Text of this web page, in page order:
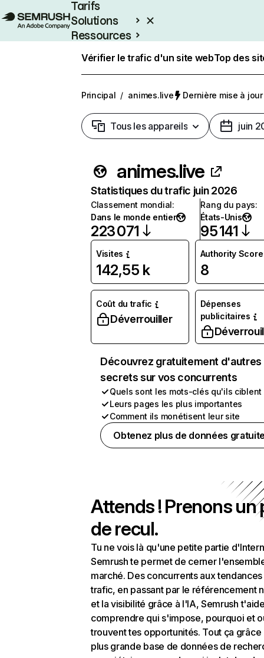
Tarifs
Solutions
Ressources
Vérifier le trafic d'un site webTop des
Principal / animes.live Dernière mise à
Tous les appareils juin
animes.live
Statistiques du trafic juin 2026
Classement mondial:
Dans le monde entier
223 071
Rang du pays:
États-Unis
95 141
Visites
142,55 k
Authority Score
8
Coût du trafic
Déverrouiller
Dépenses
publicitaires
Découvrez gratuitement d'autres
secrets sur vos concurrents
Quels sont les mots-clés qu'ils ciblent
Leurs pages les plus importantes
Comment ils monétisent leur site
Obtenez plus de données
Attends ! Prenons un
de recul.
Tu ne vois là qu'une petite partie
Semrush te permet de cerner
marché. Des concurrents aux
trafic, en passant par le référencement
et la visibilité grâce à l'IA, Semrush
comprendre qui s'impose, pourquoi et
trouvent tes opportunités. Tout ça grâce
plus grande base de données de